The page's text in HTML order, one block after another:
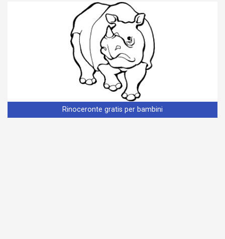
Rinoceronte gratis per bambini